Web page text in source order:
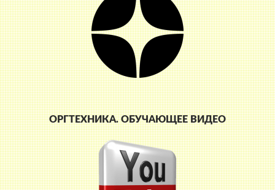
ОРГТЕХНИКА. ОБУЧАЮЩЕЕ ВИДЕО